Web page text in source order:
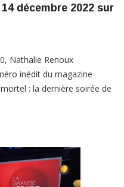
décembre 2022 sur
Nathalie Renoux
inédit du magazine
: la dernière soirée de